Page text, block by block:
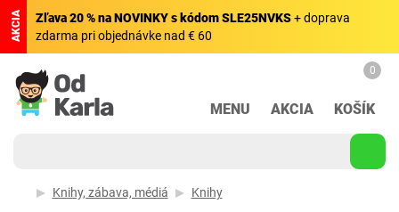
AKCIA Zľava 20 % na NOVINKY s kódom SLE25NVKS+ doprava
zdarma pri objednávke nad € 60
MENU AKCIA
0
KOŠÍK
Knihy, zábava, médiá Knihy